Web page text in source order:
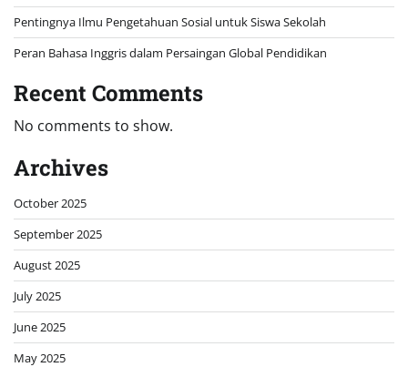
Pentingnya Ilmu Pengetahuan Sosial untuk Siswa Sekolah
Peran Bahasa Inggris dalam Persaingan Global Pendidikan
Recent Comments
No comments to show.
Archives
October 2025
September 2025
August 2025
July 2025
June 2025
May 2025